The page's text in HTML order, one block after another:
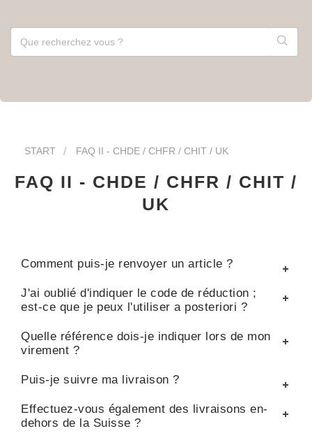
START FAQ II - CHDE / CHFR / CHIT / UK
FAQ II - CHDE / CHFR / CHIT /
UK
Comment puis-je renvoyer un article ?
J'ai oublié d'indiquer le code de réduction ;
est-ce que je peux l'utiliser a posteriori ?
Quelle référence dois-je indiquer lors de mon
virement ?
Puis-je suivre ma livraison ?
Effectuez-vous également des livraisons en-
dehors de la Suisse ?